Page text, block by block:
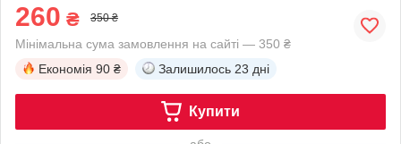
260 ₴ 350 ₴
Мінімальна сума замовлення на сайті — 350 ₴
Економія 90 ₴ Залишилось 23 дні
Купити